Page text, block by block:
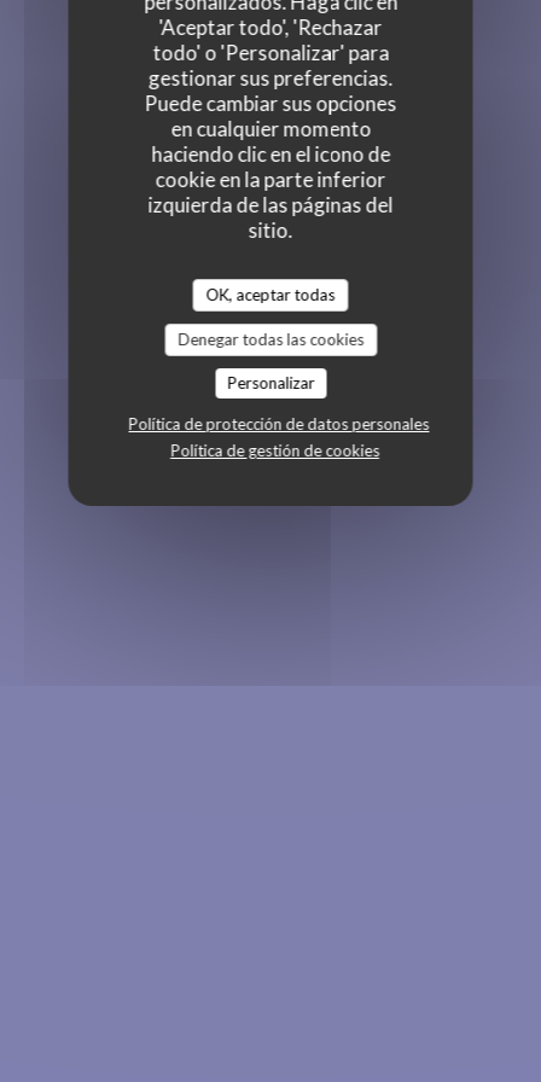
'Aceptar todo', 'Rechazar
todo' o 'Personalizar' para
gestionar sus preferencias.
Puede cambiar sus opciones
en cualquier momento
haciendo clic en el icono de
cookie en la parte inferior
izquierda de las páginas del
sitio.
OK, aceptar todas
Denegar todas las cookies
Personalizar
Política de protección de datos personales
Política de gestión de cookies